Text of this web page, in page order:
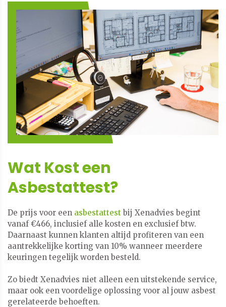
Wat Kost een
Asbestattest?
De prijs voor een asbestattest bij Xenadvies begint
vanaf €466, inclusief alle kosten en exclusief btw.
Daarnaast kunnen klanten altijd profiteren van een
aantrekkelijke korting van 10% wanneer meerdere
keuringen tegelijk worden besteld.
Zo biedt Xenadvies niet alleen een uitstekende service,
maar ook een voordelige oplossing voor al jouw asbest
gerelateerde behoeften.